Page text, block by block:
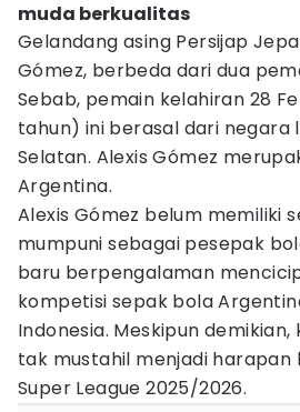
muda berkualitas
Gelandang asing Persijap
Gómez, berbeda dari dua
Sebab, pemain kelahiran 28
tahun) ini berasal dari negara
Selatan. Alexis Gómez
Argentina.
Alexis Gómez belum memiliki
mumpuni sebagai pesepak
baru berpengalaman
kompetisi sepak bola
Indonesia. Meskipun
tak mustahil menjadi harapan
Super League 2025/2026.